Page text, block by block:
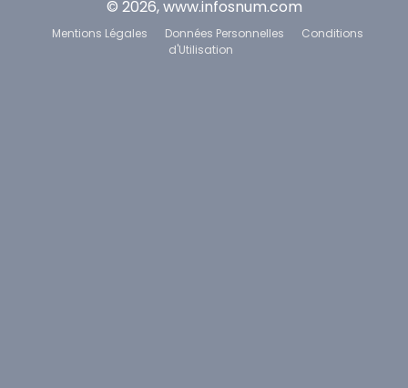
© 2026, www.infosnum.com
Mentions Légales Données Personnelles
Conditions
d'Utilisation